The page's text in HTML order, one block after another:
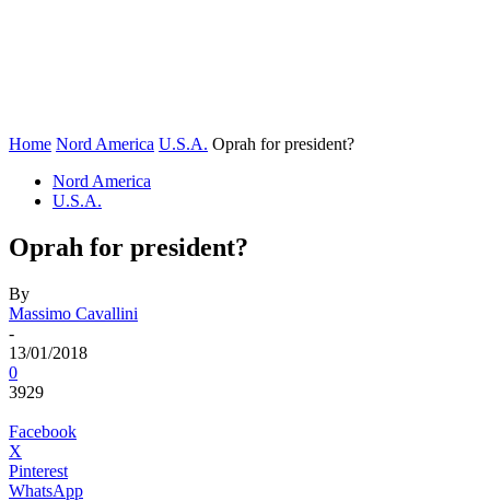
Home Nord America U.S.A. Oprah for president?
Nord America
U.S.A.
Oprah for president?
By
Massimo Cavallini
-
13/01/2018
0
3929
Facebook
X
Pinterest
WhatsApp